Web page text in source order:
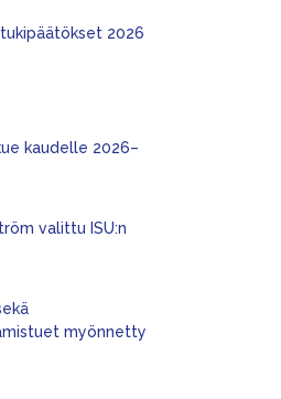
2026
kaudelle 2026–
valittu ISU:n
myönnetty